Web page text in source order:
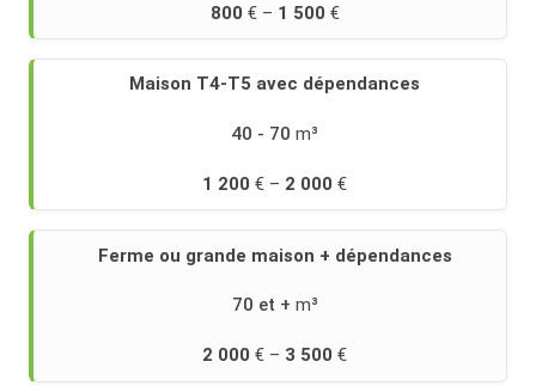
800 1 500
Maison T4-T5 avec dépendances
40 - 70
1 200 2 000
Ferme ou grande maison + dépendances
70 et +
2 000 3 500